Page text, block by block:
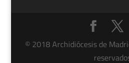
© 2018 Archidiócesis de